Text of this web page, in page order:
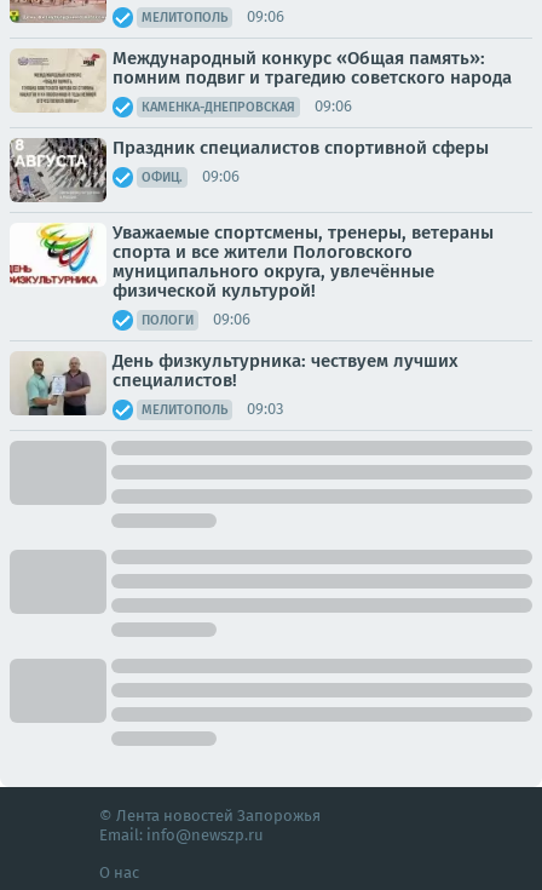
МЕЛИТОПОЛЬ 09:06
Международный конкурс «Общая память»:
помним подвиг и трагедию советского народа
КАМЕНКА-ДНЕПРОВСКАЯ 09:06
Праздник специалистов спортивной сферы
ОФИЦ. 09:06
Уважаемые спортсмены, тренеры, ветераны
спорта и все жители Пологовского
муниципального округа, увлечённые
физической культурой!
ПОЛОГИ 09:06
День физкультурника: чествуем лучших
специалистов!
МЕЛИТОПОЛЬ 09:03
© Лента новостей Запорожья
Email: info@newszp.ru
О нас